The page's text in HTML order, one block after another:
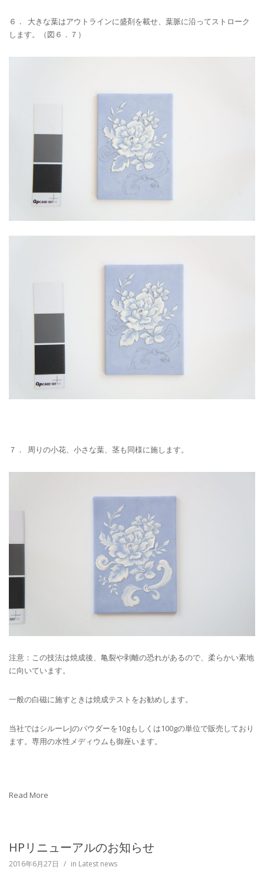
６． 大きな葉はアウトラインに盛剤を載せ、葉脈に沿ってストローク
します。（図６．７）
７． 周りの小花、小さな葉、茎も同様に施します。
注意：この技法は焼成後、亀裂や剥離の恐れがあるので、柔らかい素地
に向いています。
一般の白磁に施すときは焼成テストをお勧めします。
当社ではシルーレJのパウダーを10gもしくは100gの単位で販売しており
ます。専用の水性メディウムも御座います。
Read More
HPリニューアルのお知らせ
2016年6月27日 / in Latest news